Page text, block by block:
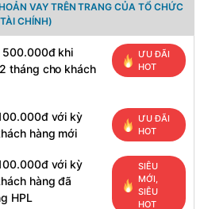
VAY TRÊN TRANG CỦA TỔ CHỨC
TÀI CHÍNH)
500.000đ khi
tháng cho khách
ƯU ĐÃI
HOT
với kỳ
hàng mới
ƯU ĐÃI
HOT
với kỳ
hàng đã
HPL
SIÊU
MỚI,
SIÊU
HOT